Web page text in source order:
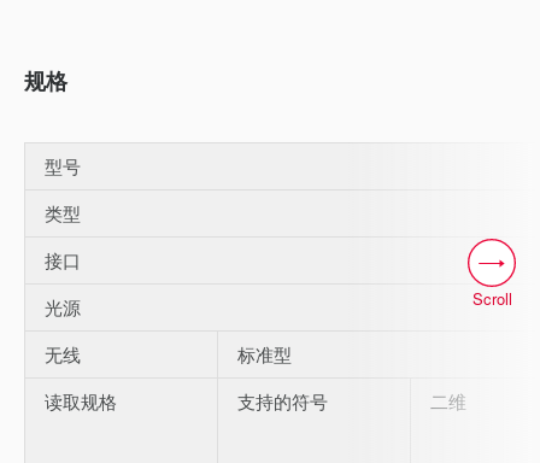
规格
型号
类型
接口
光源
无线
标准型
读取规格
支持的符号 二维
Scroll